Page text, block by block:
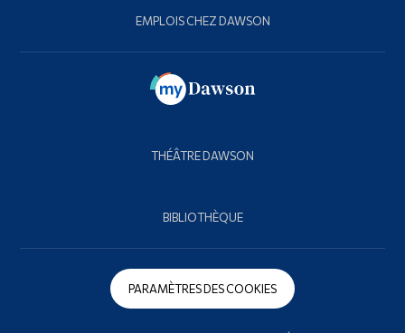
EMPLOIS CHEZ DAWSON
THÉÂTRE DAWSON
BIBLIOTHÈQUE
PARAMÈTRES DES COOKIES